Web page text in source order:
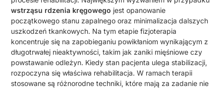
wstrząsu rdzenia kręgowego jest opanowanie
początkowego stanu zapalnego oraz minimalizacja dalszych
uszkodzeń tkankowych. Na tym etapie fizjoterapia
koncentruje się na zapobieganiu powikłaniom wynikającym z
długotrwałej nieaktywności, takim jak zaniki mięśniowe czy
powstawanie odleżyn. Kiedy stan pacjenta ulega stabilizacji,
rozpoczyna się właściwa rehabilitacja. W ramach terapii
stosowane są różnorodne techniki, które mają za zadanie nie